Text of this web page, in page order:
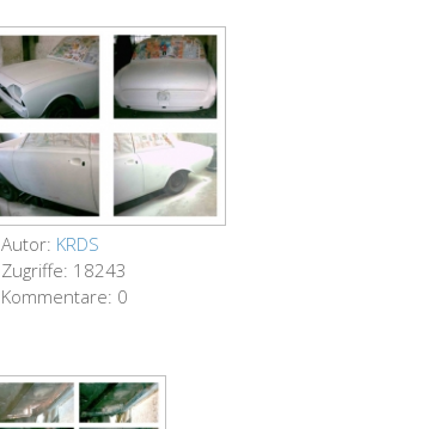
Autor: KRDS
Zugriffe: 18243
Kommentare: 0